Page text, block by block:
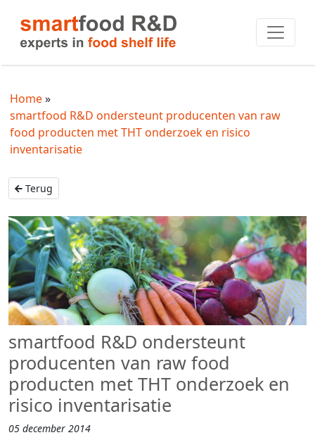
Home
smartfood R&D ondersteunt producenten van raw
food producten met THT onderzoek en risico
inventarisatie
Terug
smartfood R&D ondersteunt
producenten van raw food
producten met THT onderzoek en
risico inventarisatie
05 december 2014